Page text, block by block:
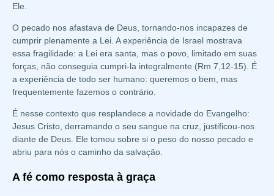
Ele.
O pecado nos afastava de Deus, tornando-nos incapazes de
cumprir plenamente a Lei. A experiência de Israel mostrava
essa fragilidade: a Lei era santa, mas o povo, limitado em suas
forças, não conseguia cumpri-la integralmente (Rm 7,12-15). É
a experiência de todo ser humano: queremos o bem, mas
frequentemente fazemos o contrário.
É nesse contexto que resplandece a novidade do Evangelho:
Jesus Cristo, derramando o seu sangue na cruz, justificou-nos
diante de Deus. Ele tomou sobre si o peso do nosso pecado e
abriu para nós o caminho da salvação.
A fé como resposta à graça